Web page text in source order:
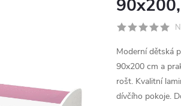
Moderní dětská
90x200 cm a
rošt. Kvalitní
dívčího pokoje.